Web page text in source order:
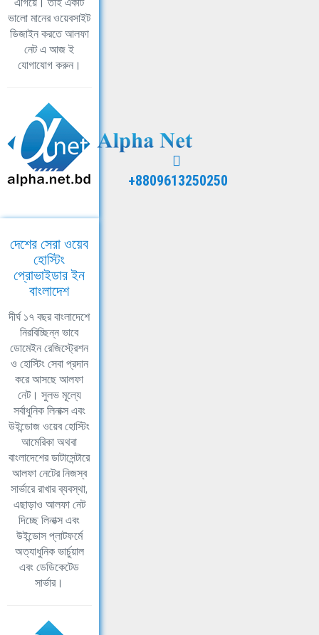
ভালো মানের ওয়েবসাইট
ডিজাইন করতে আলফা
নেট এ আজ ই
যোগাযোগ করুন।
+8809613250250
দেশের সেরা ওয়েব
হোস্টিং
প্রোভাইডার ইন
বাংলাদেশ
দীর্ঘ ১৭ বছর বাংলাদেশে
নিরবিচ্ছিন্ন ভাবে
ডোমেইন রেজিস্ট্রেশন
ও হোস্টিং সেবা প্রদান
করে আসছে আলফা
নেট। সুলভ মূল্যে
সর্বাধুনিক লিনাক্স এবং
উইন্ডোজ ওয়েব হোস্টিং
আমেরিকা অথবা
বাংলাদেশের ডাটাসেন্টারে
আলফা নেটের নিজস্ব
সার্ভারে রাখার ব্যবস্থা,
এছাড়াও আলফা নেট
দিচ্ছে লিনাক্স এবং
উইন্ডোস প্লাটফর্মে
অত্যাধুনিক ভার্চুয়াল
এবং ডেডিকেটেড
সার্ভার।